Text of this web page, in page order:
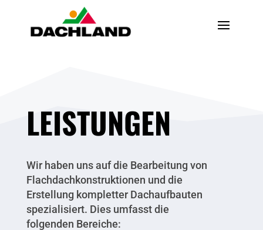
LEISTUNGEN
Wir haben uns auf die Bearbeitung von
Flachdachkonstruktionen und die
Erstellung kompletter Dachaufbauten
spezialisiert. Dies umfasst die
folgenden Bereiche: